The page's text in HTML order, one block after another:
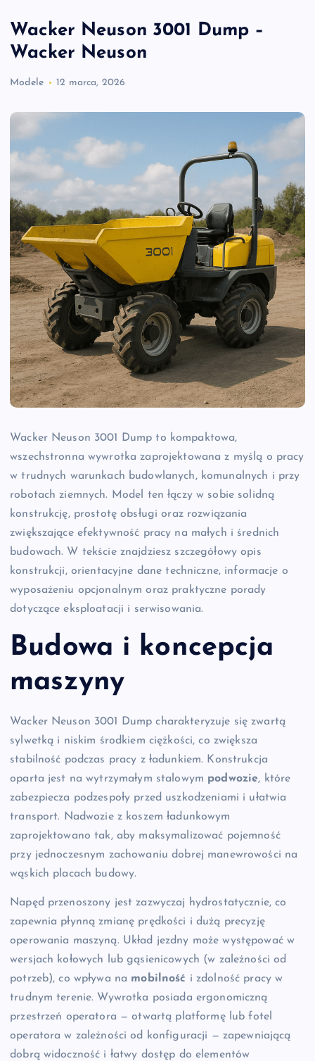
Wacker Neuson 3001 Dump –
Wacker Neuson
Modele 12 marca, 2026
Wacker Neuson 3001 Dump to kompaktowa,
wszechstronna wywrotka zaprojektowana z myślą o pracy
w trudnych warunkach budowlanych, komunalnych i przy
robotach ziemnych. Model ten łączy w sobie solidną
konstrukcję, prostotę obsługi oraz rozwiązania
zwiększające efektywność pracy na małych i średnich
budowach. W tekście znajdziesz szczegółowy opis
konstrukcji, orientacyjne dane techniczne, informacje o
wyposażeniu opcjonalnym oraz praktyczne porady
dotyczące eksploatacji i serwisowania.
Budowa i koncepcja
maszyny
Wacker Neuson 3001 Dump charakteryzuje się zwartą
sylwetką i niskim środkiem ciężkości, co zwiększa
stabilność podczas pracy z ładunkiem. Konstrukcja
oparta jest na wytrzymałym stalowym podwozie, które
zabezpiecza podzespoły przed uszkodzeniami i ułatwia
transport. Nadwozie z koszem ładunkowym
zaprojektowano tak, aby maksymalizować pojemność
przy jednoczesnym zachowaniu dobrej manewrowości na
wąskich placach budowy.
Napęd przenoszony jest zazwyczaj hydrostatycznie, co
zapewnia płynną zmianę prędkości i dużą precyzję
operowania maszyną. Układ jezdny może występować w
wersjach kołowych lub gąsienicowych (w zależności od
potrzeb), co wpływa na mobilność i zdolność pracy w
trudnym terenie. Wywrotka posiada ergonomiczną
przestrzeń operatora — otwartą platformę lub fotel
operatora w zależności od konfiguracji — zapewniającą
dobrą widoczność i łatwy dostęp do elementów